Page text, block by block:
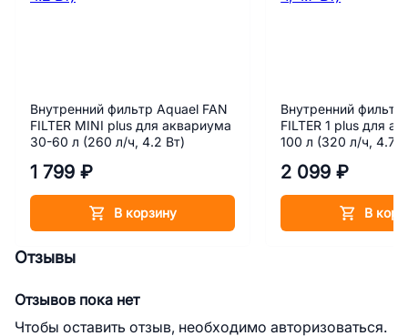
Внутренний фильтр Aquael FAN
FILTER MINI plus для аквариума
30-60 л (260 л/ч, 4.2 Вт)
1 799 ₽
В корзину
Внутренний фильтр
FILTER 1 plus для
100 л (320 л/ч, 4.7
2 099 ₽
В
Отзывы
Отзывов пока нет
Чтобы оставить отзыв, необходимо авторизоваться.